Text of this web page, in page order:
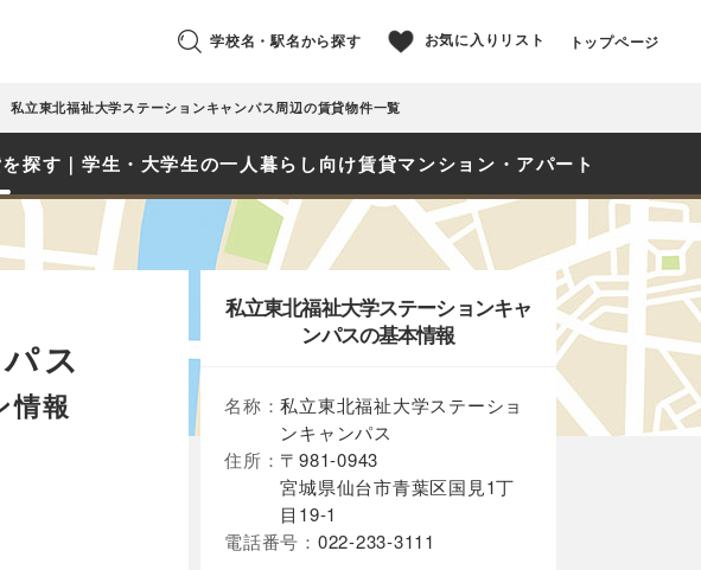
学校名・駅名から探す お気に入りリスト トップページ
私立東北福祉大学ステーションキャンパス周辺の賃貸物件一覧
探す｜学生・大学生の一人暮らし向け賃貸マンション・アパート
ス
情報
私立東北福祉大学ステーションキャ
ンパスの基本情報
名称：私立東北福祉大学ステーショ
ンキャンパス
住所： 〒981-0943
宮城県仙台市青葉区国見1丁
目19-1
電話番号： 022-233-3111